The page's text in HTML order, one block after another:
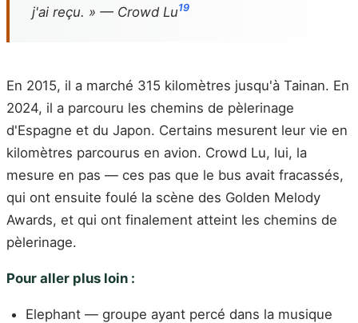
j'ai reçu. » — Crowd Lu19
En 2015, il a marché 315 kilomètres jusqu'à Tainan. En
2024, il a parcouru les chemins de pèlerinage
d'Espagne et du Japon. Certains mesurent leur vie en
kilomètres parcourus en avion. Crowd Lu, lui, la
mesure en pas — ces pas que le bus avait fracassés,
qui ont ensuite foulé la scène des Golden Melody
Awards, et qui ont finalement atteint les chemins de
pèlerinage.
Pour aller plus loin :
Elephant — groupe ayant percé dans la musique